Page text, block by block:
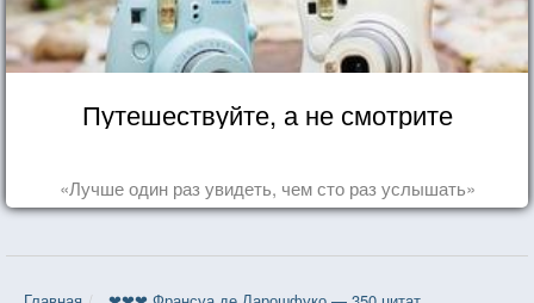
Путешествуйте, а не смотрите
«Лучше один раз увидеть, чем сто раз услышать»